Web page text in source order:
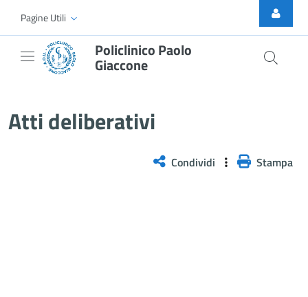
Skip to Main Content
Pagine Utili
Policlinico Paolo
Giaccone
Atti deliberativi
Condividi Stampa